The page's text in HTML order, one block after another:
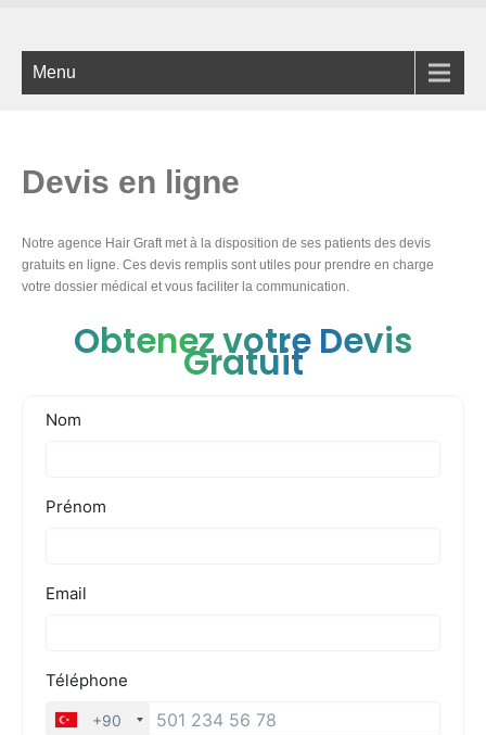
Menu
Devis en ligne
Notre agence Hair Graft met à la disposition de ses patients des devis
gratuits en ligne. Ces devis remplis sont utiles pour prendre en charge
votre dossier médical et vous faciliter la communication.
Obtenez votre Devis
Gratuit